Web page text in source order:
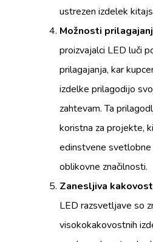
ustrezen izdelek
Možnosti
proizvajalci LED luči
prilagajanja, kar
izdelke prilagodijo
zahtevam. Ta
koristna za projekte,
edinstvene
oblikovne značilnosti.
Zanesljiva
LED razsvetljave so
visokokakovostnih